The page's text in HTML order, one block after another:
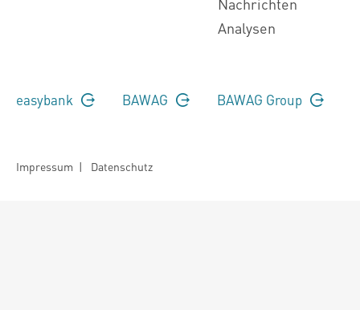
Nachrichten
Analysen
easybank BAWAG BAWAG Group
Impressum | Datenschutz